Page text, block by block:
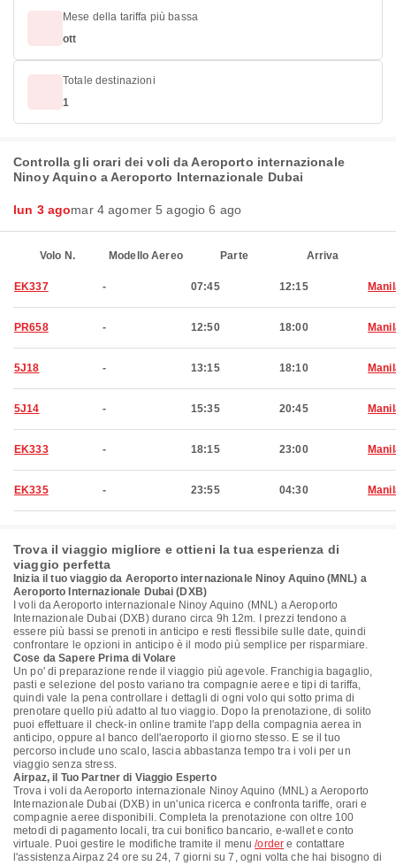
Mese della tariffa più bassa
ott
Totale destinazioni
1
Controlla gli orari dei voli da Aeroporto internazionale
Ninoy Aquino a Aeroporto Internazionale Dubai
lun 3 agomar 4 agomer 5 agogio 6 ago
Volo N. Modello Aereo Parte Arriva
EK337 - 07:45 12:15
PR658 - 12:50 18:00
5J18 - 13:15 18:10
5J14 - 15:35 20:45
EK333 - 18:15 23:00
EK335 - 23:55 04:30
Trova il viaggio migliore e ottieni la tua esperienza di
viaggio perfetta
Inizia il tuo viaggio da Aeroporto internazionale Ninoy Aquino (MNL) a
Aeroporto Internazionale Dubai (DXB)
I voli da Aeroporto internazionale Ninoy Aquino (MNL) a Aeroporto
Internazionale Dubai (DXB) durano circa 9h 12m. I prezzi tendono a
essere più bassi se prenoti in anticipo e resti flessibile sulle date, quindi
confrontare le opzioni in anticipo è il modo più semplice per risparmiare.
Cose da Sapere Prima di Volare
Un po' di preparazione rende il viaggio più agevole. Franchigia bagaglio,
pasti e selezione del posto variano tra compagnie aeree e tipi di tariffa,
quindi vale la pena controllare i dettagli di ogni volo qui sotto prima di
prenotare quello più adatto al tuo viaggio. Dopo la prenotazione, di solito
puoi effettuare il check-in online tramite l'app della compagnia aerea in
anticipo, oppure al banco dell'aeroporto il giorno stesso. E se il tuo
percorso include uno scalo, lascia abbastanza tempo tra i voli per un
viaggio senza stress.
Airpaz, il Tuo Partner di Viaggio Esperto
Trova i voli da Aeroporto internazionale Ninoy Aquino (MNL) a Aeroporto
Internazionale Dubai (DXB) in un'unica ricerca e confronta tariffe, orari e
compagnie aeree disponibili. Completa la prenotazione con oltre 100
metodi di pagamento locali, tra cui bonifico bancario, e-wallet e conto
virtuale. Puoi gestire le modifiche tramite il menu/order e contattare
l'assistenza Airpaz 24 ore su 24, 7 giorni su 7, ogni volta che hai bisogno di